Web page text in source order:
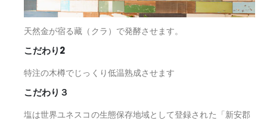
天然金が宿る藏（クラ）で発酵させます。
こだわり2
特注の木樽でじっくり低温熟成させます
こだわり３
塩は世界ユネスコの生態保存地域として登録された「新安郡